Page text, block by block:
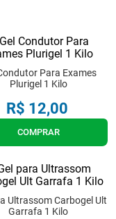
Para Exames
Plurigel 1 Kilo
R$ 12,00
COMPRAR
Ultrassom Carbogel Ult
Garrafa 1 Kilo